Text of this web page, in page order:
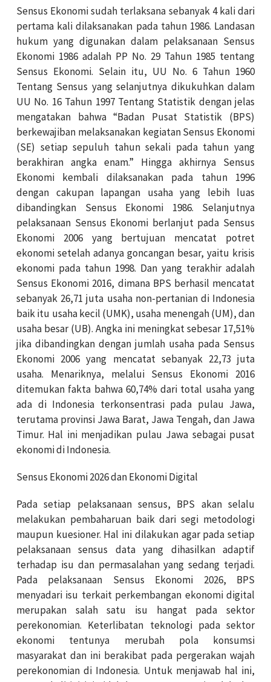
Sensus Ekonomi sudah terlaksana sebanyak 4 kali dari
pertama kali dilaksanakan pada tahun 1986. Landasan
hukum yang digunakan dalam pelaksanaan Sensus
Ekonomi 1986 adalah PP No. 29 Tahun 1985 tentang
Sensus Ekonomi. Selain itu, UU No. 6 Tahun 1960
Tentang Sensus yang selanjutnya dikukuhkan dalam
UU No. 16 Tahun 1997 Tentang Statistik dengan jelas
mengatakan bahwa “Badan Pusat Statistik (BPS)
berkewajiban melaksanakan kegiatan Sensus Ekonomi
(SE) setiap sepuluh tahun sekali pada tahun yang
berakhiran angka enam.” Hingga akhirnya Sensus
Ekonomi kembali dilaksanakan pada tahun 1996
dengan cakupan lapangan usaha yang lebih luas
dibandingkan Sensus Ekonomi 1986. Selanjutnya
pelaksanaan Sensus Ekonomi berlanjut pada Sensus
Ekonomi 2006 yang bertujuan mencatat potret
ekonomi setelah adanya goncangan besar, yaitu krisis
ekonomi pada tahun 1998. Dan yang terakhir adalah
Sensus Ekonomi 2016, dimana BPS berhasil mencatat
sebanyak 26,71 juta usaha non-pertanian di Indonesia
baik itu usaha kecil (UMK), usaha menengah (UM), dan
usaha besar (UB). Angka ini meningkat sebesar 17,51%
jika dibandingkan dengan jumlah usaha pada Sensus
Ekonomi 2006 yang mencatat sebanyak 22,73 juta
usaha. Menariknya, melalui Sensus Ekonomi 2016
ditemukan fakta bahwa 60,74% dari total usaha yang
ada di Indonesia terkonsentrasi pada pulau Jawa,
terutama provinsi Jawa Barat, Jawa Tengah, dan Jawa
Timur. Hal ini menjadikan pulau Jawa sebagai pusat
ekonomi di Indonesia.
Sensus Ekonomi 2026 dan Ekonomi Digital
Pada setiap pelaksanaan sensus, BPS akan selalu
melakukan pembaharuan baik dari segi metodologi
maupun kuesioner. Hal ini dilakukan agar pada setiap
pelaksanaan sensus data yang dihasilkan adaptif
terhadap isu dan permasalahan yang sedang terjadi.
Pada pelaksanaan Sensus Ekonomi 2026, BPS
menyadari isu terkait perkembangan ekonomi digital
merupakan salah satu isu hangat pada sektor
perekonomian. Keterlibatan teknologi pada sektor
ekonomi tentunya merubah pola konsumsi
masyarakat dan ini berakibat pada pergerakan wajah
perekonomian di Indonesia. Untuk menjawab hal ini,